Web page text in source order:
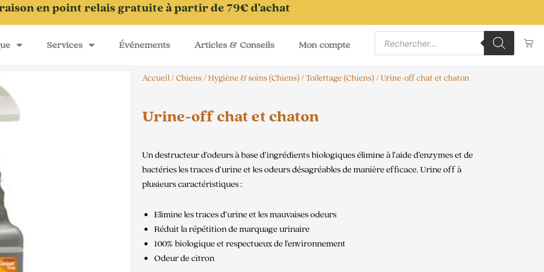
en point relais gratuite à partir de 79€ d'achat
Services Événements Articles & Conseils Mon compte
Recherche
produits
Accueil/Chiens/Hygiène & soins (Chiens)/Toilettage (Chiens)/ Urine-off chat et chaton
Urine-off chat et chaton
Un destructeur d’odeurs à base d’ingrédients biologiques élimine à l’aide d’enzymes et de
bactéries les traces d’urine et les odeurs désagréables de manière efficace. Urine off à
plusieurs caractéristiques :
Elimine les traces d’urine et les mauvaises odeurs
Réduit la répétition de marquage urinaire
100% biologique et respectueux de l’environnement
Odeur de citron